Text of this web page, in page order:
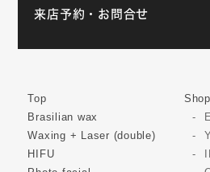
来店予約・お問合せ
Top
Brasilian wax
Waxing + Laser (double)
HIFU